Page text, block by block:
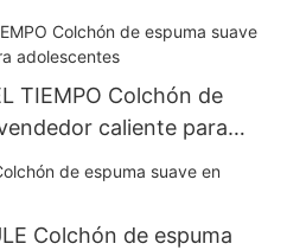
TIEMPO Colchón de
caliente para
Colchón de espuma